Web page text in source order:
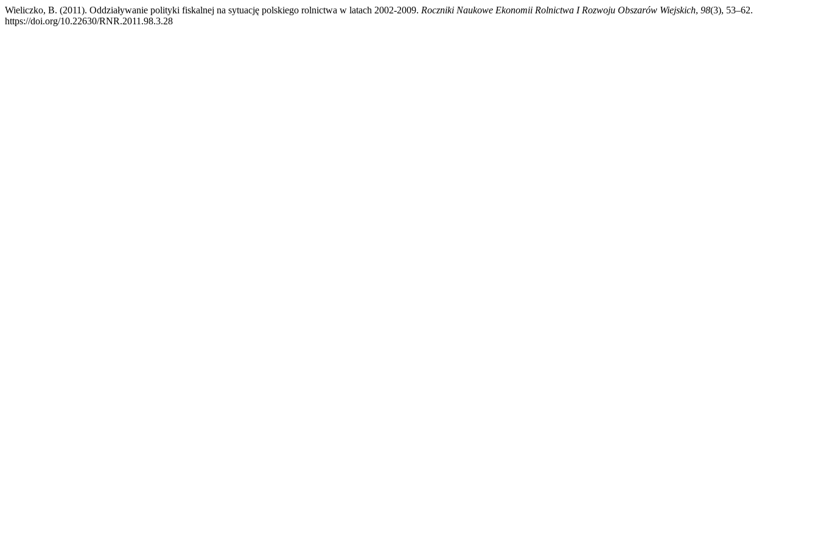
Wieliczko, B. (2011). Oddziaływanie polityki fiskalnej na sytuację polskiego rolnictwa w latach 2002-2009. Roczniki Naukowe Ekonomii Rolnictwa I Rozwoju Obszarów Wiejskich, 98(3), 53–62.
https://doi.org/10.22630/RNR.2011.98.3.28